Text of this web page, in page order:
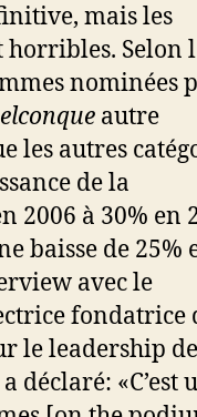
mais les
Selon
nominées
autre
les autres
de la
2006 à 30% en
baisse de 25%
avec le
fondatrice
le leadership
déclaré: «C’est